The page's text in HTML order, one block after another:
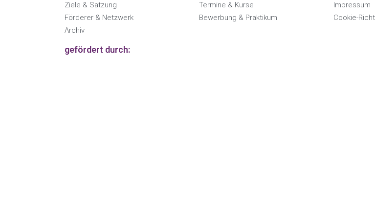
Ziele & Satzung
Förderer & Netzwerk
Archiv
Termine & Kurse
Bewerbung & Praktikum
Impressum
Cookie-
gefördert durch: